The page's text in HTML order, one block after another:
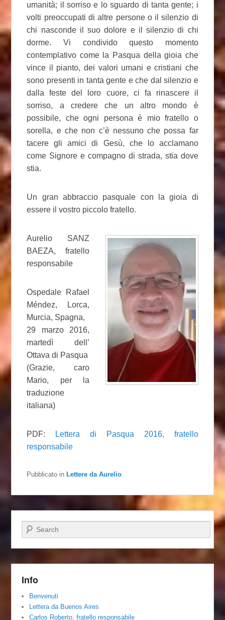
umanità; il sorriso e lo sguardo di tanta gente; i
volti preoccupati di altre persone o il silenzio di
chi nasconde il suo dolore e il silenzio di chi
dorme. Vi condivido questo momento
contemplativo come la Pasqua della gioia che
vince il pianto, dei valori umani e cristiani che
sono presenti in tanta gente e che dal silenzio e
dalla feste del loro cuore, ci fa rinascere il
sorriso, a credere che un altro mondo è
possibile, che ogni persona è mio fratello o
sorella, e che non c’è nessuno che possa far
tacere gli amici di Gesù, che lo acclamano
come Signore e compagno di strada, stia dove
stia.
Un gran abbraccio pasquale con la gioia di
essere il vostro piccolo fratello.
Aurelio SANZ
BAEZA, fratello
responsabile
Ospedale Rafael
Méndez, Lorca,
Murcia, Spagna,
29 marzo 2016,
martedì dell’
Ottava di Pasqua
(Grazie, caro
Mario, per la
traduzione
italiana)
PDF:
Lettera di Pasqua 2016, fratello
responsabile
Pubblicato in Lettere da Aurelio
Cerca
Info
Benvenuti
Lettera da Buenos Aires
Carlos Roberto, fratello responsabile